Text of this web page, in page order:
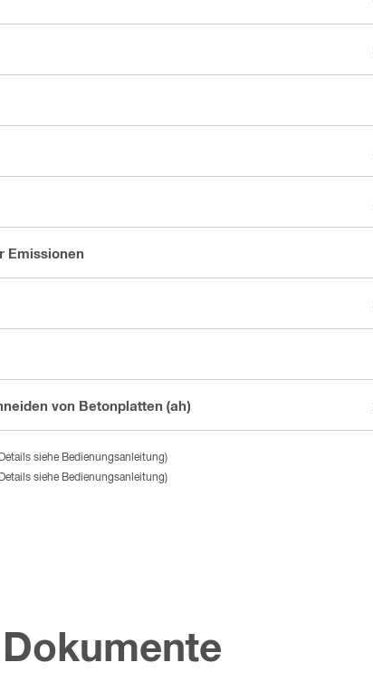
Emissionen
von Betonplatten (ah)
siehe Bedienungsanleitung)
siehe Bedienungsanleitung)